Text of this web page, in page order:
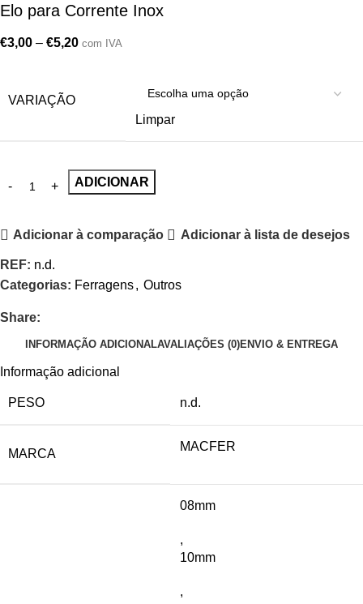
Elo para Corrente Inox
€3,00 – €5,20 com IVA
VARIAÇÃO
Limpar
ADICIONAR
Adicionar à comparação Adicionar à lista de desejos
REF: n.d.
Categorias: Ferragens, Outros
Share:
INFORMAÇÃO ADICIONALAVALIAÇÕES (0)ENVIO & ENTREGA
Informação adicional
PESO n.d.
MARCA
MACFER
08mm
,
10mm
,